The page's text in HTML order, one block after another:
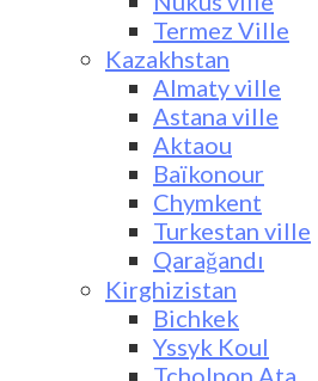
Termez Ville
Kazakhstan
Almaty ville
Astana ville
Aktaou
Baïkonour
Chymkent
Turkestan ville
Qarağandı
Kirghizistan
Bichkek
Yssyk Koul
Tcholpon Ata